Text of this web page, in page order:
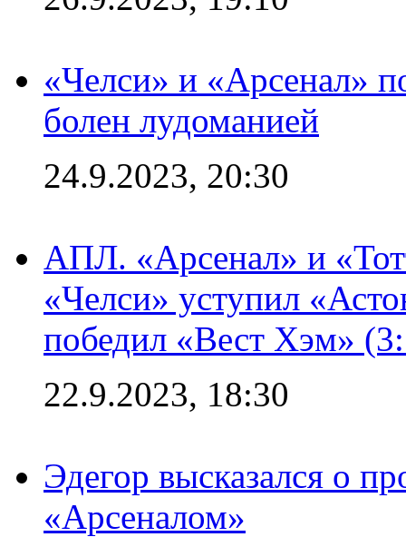
«Челси» и «Арсенал»
болен лудоманией
24.9.2023, 20:30
АПЛ. «Арсенал» и
«Челси» уступил
победил «Вест Хэм»
22.9.2023, 18:30
Эдегор высказался о
«Арсеналом»